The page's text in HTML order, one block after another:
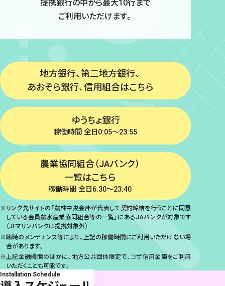
提携銀行の中から最大10行まで
ご利用いただけます。
地方銀行、第二地方銀行、
あおぞら銀行、信用組合はこちら
ゆうちょ銀行
稼働時間 全日0:05～23:55
農業協同組合（JAバンク）
一覧はこちら
稼働時間 全日6:30～23:40
リンク先サイトの「農林中央金庫が代表して契約締結を行うことに同意
している会員農水産業協同組合等の一覧」にあるJAバンクが対象です
（JFマリンバンクは提携対象外）
臨時のメンテナンス等により、上記の稼働時間にご利用いただけない場
合があります。
上記金融機関のほかに、地方公共団体限定で、コザ信用金庫をご利用
いただくことも可能です。
Installation Schedule